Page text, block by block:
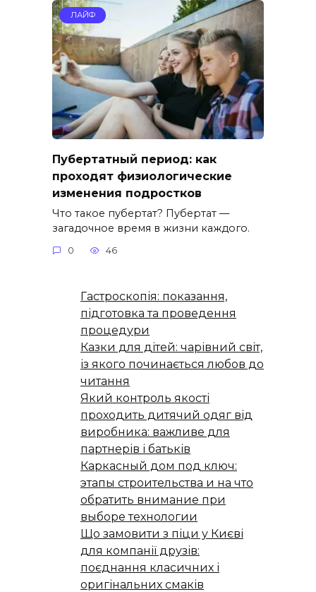
ЛАЙФ
Пубертатный период: как
проходят физиологические
изменения подростков
Что такое пубертат? Пубертат —
загадочное время в жизни каждого.
0 46
Гастроскопія: показання,
підготовка та проведення
процедури
Казки для дітей: чарівний світ,
із якого починається любов до
читання
Який контроль якості
проходить дитячий одяг від
виробника: важливе для
партнерів і батьків
Каркасный дом под ключ:
этапы строительства и на что
обратить внимание при
выборе технологии
Що замовити з піци у Києві
для компанії друзів:
поєднання класичних і
оригінальних смаків